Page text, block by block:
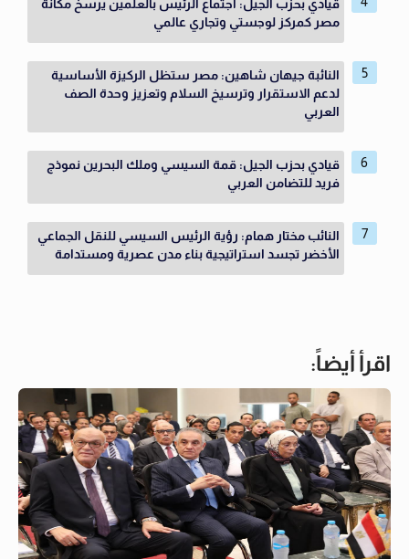
قيادي بحزب الجيل: اجتماع الرئيس بالعلمين يرسخ مكانة
مصر كمركز لوجستي وتجاري عالمي
النائبة جيهان شاهين: مصر ستظل الركيزة الأساسية
لدعم الاستقرار وترسيخ السلام وتعزيز وحدة الصف
العربي
قيادي بحزب الجيل: قمة السيسي وملك البحرين نموذج
فريد للتضامن العربي
النائب مختار همام: رؤية الرئيس السيسي للنقل الجماعي
الأخضر تجسد استراتيجية بناء مدن عصرية ومستدامة
اقرأ أيضاً: